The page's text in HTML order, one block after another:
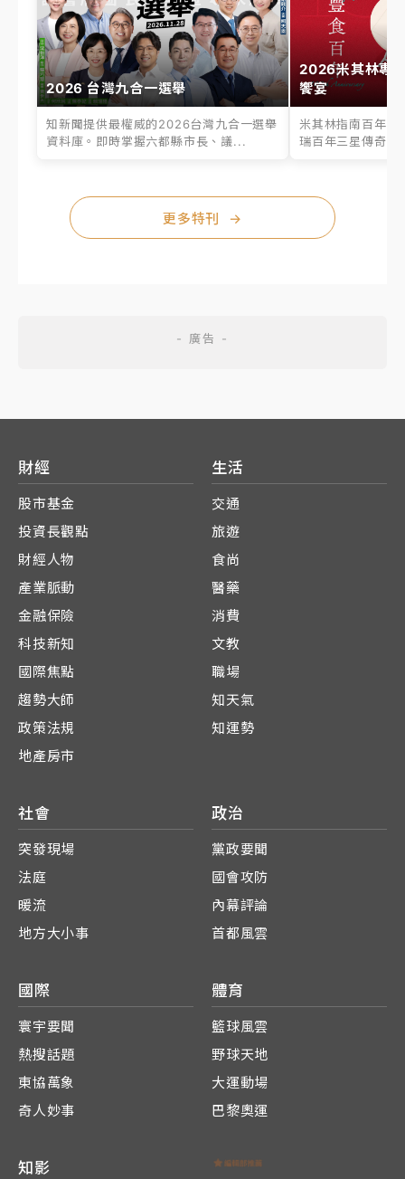
2026 台灣九合一選舉
知新聞提供最權威的2026台灣九合一選舉
資料庫。即時掌握六都縣市長、議...
2026米其林專
饗宴
米其林指南百年之
瑞百年三星傳奇、
更多特刊 →
財經
股市基金
投資長觀點
財經人物
產業脈動
金融保險
科技新知
國際焦點
趨勢大師
政策法規
地產房市
生活
交通
旅遊
食尚
醫藥
消費
文教
職場
知天氣
知運勢
社會
突發現場
法庭
暖流
地方大小事
政治
黨政要聞
國會攻防
內幕評論
首都風雲
國際
寰宇要聞
熱搜話題
東協萬象
奇人妙事
體育
籃球風雲
野球天地
大運動場
巴黎奧運
知影